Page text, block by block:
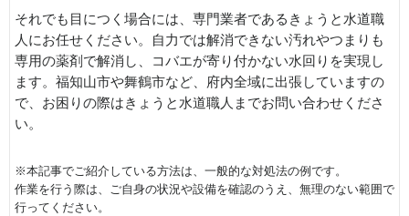
それでも目につく場合には、専門業者であるきょうと水道職
人にお任せください。自力では解消できない汚れやつまりも
専用の薬剤で解消し、コバエが寄り付かない水回りを実現し
ます。福知山市や舞鶴市など、府内全域に出張していますの
で、お困りの際はきょうと水道職人までお問い合わせくださ
い。
※本記事でご紹介している方法は、一般的な対処法の例です。
作業を行う際は、ご自身の状況や設備を確認のうえ、無理のない範囲で
行ってください。